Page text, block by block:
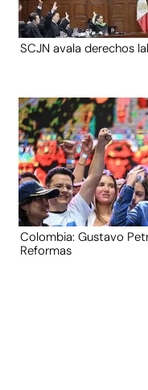
SCJN avala derechos
Colombia: Gustavo
Reformas